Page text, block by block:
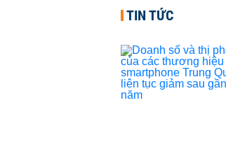
TIN TỨC